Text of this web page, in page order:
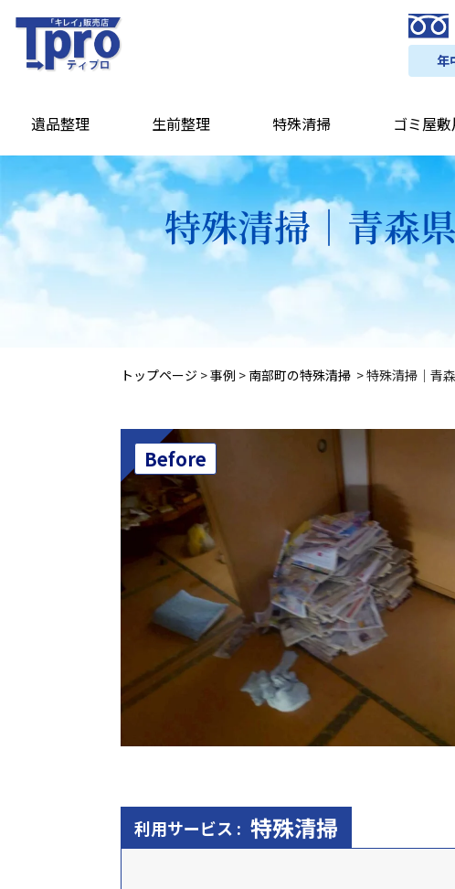
年
遺品整理 生前整理 特殊清掃 ゴミ屋
特殊清掃｜青森
トップページ >事例 > 南部町の特殊清掃 >特殊清掃｜青
Before
利用サービス : 特殊清掃